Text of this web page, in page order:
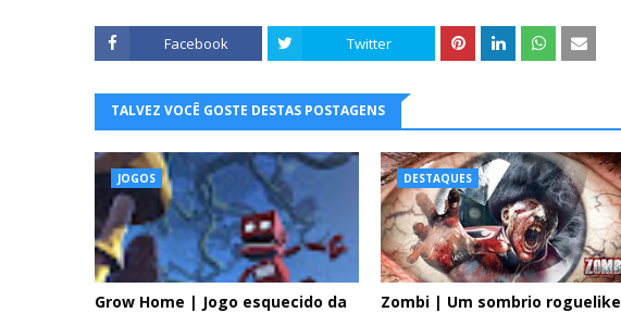
Facebook Twitter
TALVEZ VOCÊ GOSTE DESTAS POSTAGENS
JOGOS
Grow Home | Jogo esquecido da
DESTAQUES
Zombi | Um sombrio roguelike